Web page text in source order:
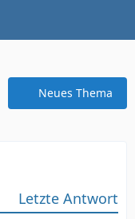
Neues Thema
Letzte Antwort